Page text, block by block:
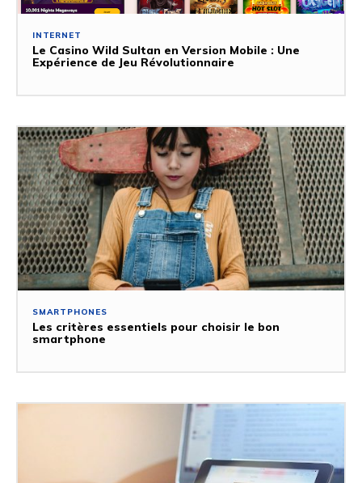
INTERNET
Le Casino Wild Sultan en Version Mobile : Une
Expérience de Jeu Révolutionnaire
SMARTPHONES
Les critères essentiels pour choisir le bon
smartphone